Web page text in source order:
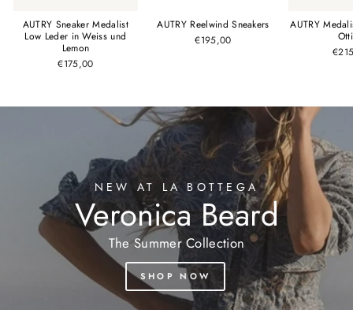
AUTRY Sneaker Medalist
Low Leder in Weiss und
Lemon
€175,00
AUTRY Reelwind Sneakers
€195,00
AUTRY
NEW AT LA BOTTEGA
Veronica Beard
The Summer Collection
SHOP NOW